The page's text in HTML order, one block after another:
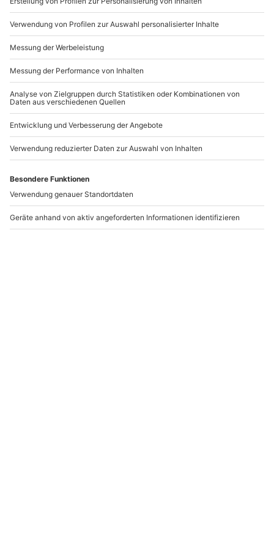
Artikelnummer:60886
Andere Produkte entdecken
-15% CLUB DEAL
Hochzeits
Fotoshooting
Fotoshooting